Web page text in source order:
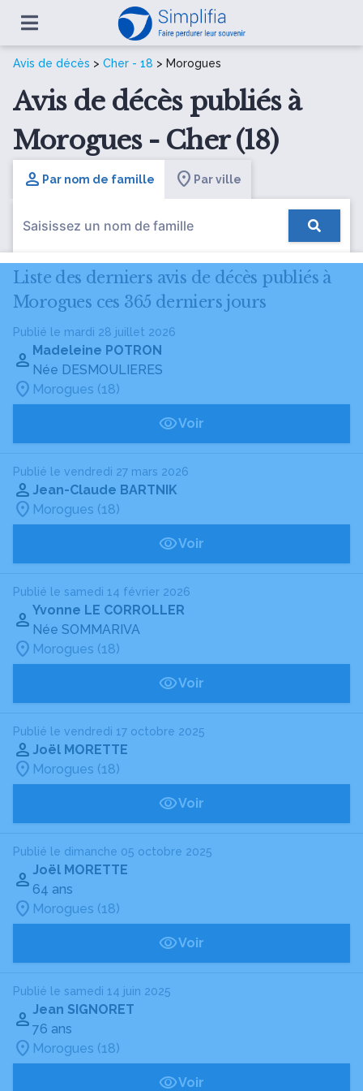
Avis de décès > Cher - 18 > Morogues
Avis de décès publiés à
Morogues - Cher (18)
Par nom de famille Par ville
Liste des derniers avis de décès publiés à
Morogues ces 365 derniers jours
Publié le mardi 28 juillet 2026
Madeleine POTRON
Née DESMOULIERES
Morogues (18)
Voir
Publié le vendredi 27 mars 2026
Jean-Claude BARTNIK
Morogues (18)
Voir
Publié le samedi 14 février 2026
Yvonne LE CORROLLER
Née SOMMARIVA
Morogues (18)
Voir
Publié le vendredi 17 octobre 2025
Joël MORETTE
Morogues (18)
Voir
Publié le dimanche 05 octobre 2025
Joël MORETTE
64 ans
Morogues (18)
Voir
Publié le samedi 14 juin 2025
Jean SIGNORET
76 ans
Morogues (18)
Voir